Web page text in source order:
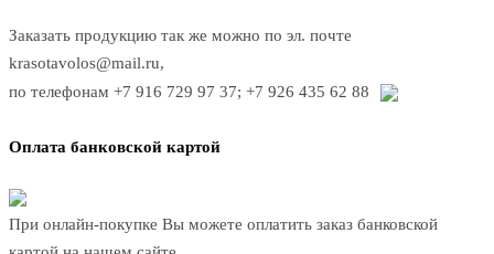
Заказать продукцию так же можно по эл. почте
krasotavolos@mail.ru,
по телефонам +7 916 729 97 37; +7 926 435 62 88
Оплата банковской картой
При онлайн-покупке Вы можете оплатить заказ банковской